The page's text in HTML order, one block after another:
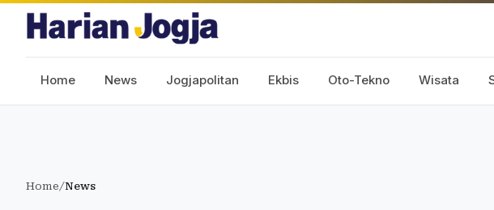
Home News Jogjapolitan Ekbis Oto-Tekno Wisata
Home/News